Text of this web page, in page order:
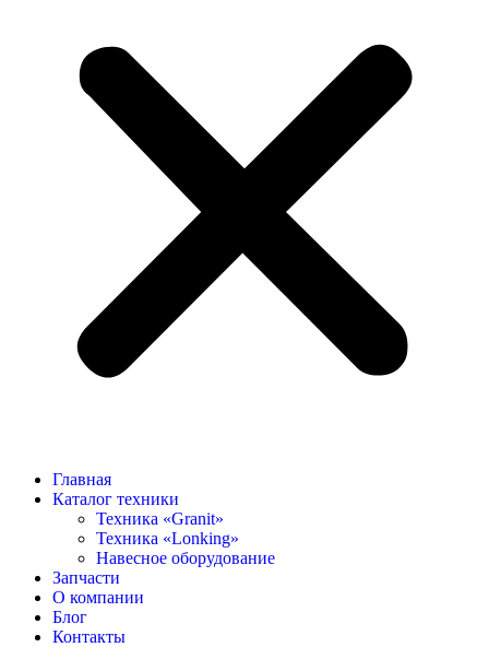
Главная
Каталог техники
Техника «Granit»
Техника «Lonking»
Навесное оборудование
Запчасти
О компании
Блог
Контакты